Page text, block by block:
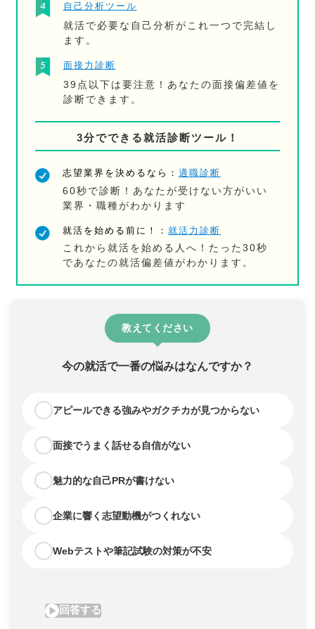
自己分析ツール
就活で必要な自己分析がこれ一つで完結し
ます。
面接力診断
39点以下は要注意！あなたの面接偏差値を
診断できます。
3分でできる就活診断ツール！
志望業界を決めるなら：適職診断
60秒で診断！あなたが受けない方がいい
業界・職種がわかります
就活を始める前に！：就活力診断
これから就活を始める人へ！たった30秒
であなたの就活偏差値がわかります。